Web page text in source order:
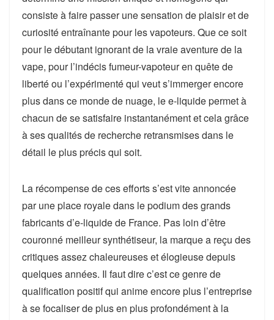
consiste à faire passer une sensation de plaisir et de
curiosité entraînante pour les vapoteurs. Que ce soit
pour le débutant ignorant de la vraie aventure de la
vape, pour l’indécis fumeur-vapoteur en quête de
liberté ou l’expérimenté qui veut s’immerger encore
plus dans ce monde de nuage, le e-liquide permet à
chacun de se satisfaire instantanément et cela grâce
à ses qualités de recherche retransmises dans le
détail le plus précis qui soit.
La récompense de ces efforts s’est vite annoncée
par une place royale dans le podium des grands
fabricants d’e-liquide de France. Pas loin d’être
couronné meilleur synthétiseur, la marque a reçu des
critiques assez chaleureuses et élogieuse depuis
quelques années. Il faut dire c’est ce genre de
qualification positif qui anime encore plus l’entreprise
à se focaliser de plus en plus profondément à la